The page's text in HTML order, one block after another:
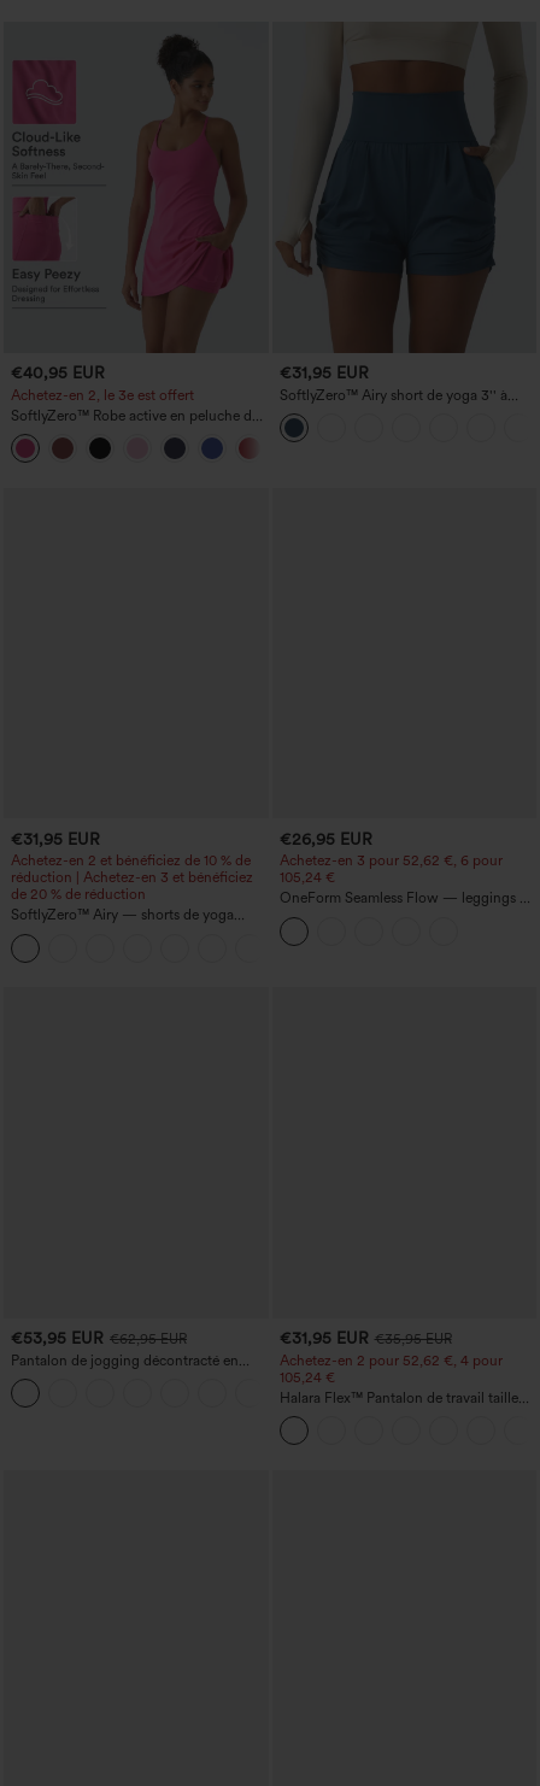
€40,95 EUR
Achetez-en 2, le 3e est offert
SoftlyZero™ Robe active en peluche dos
nu — Édition Hyper Facile
€31,95 EUR
SoftlyZero™ Airy short de yoga 3'' à
taille haute, froncé, InstantCool, avec
poches
€31,95 EUR
Achetez-en 2 et bénéficiez de 10 % de
réduction | Achetez-en 3 et bénéficiez
de 20 % de réduction
SoftlyZero™ Airy — shorts de yoga
super taille haute 2-en-1 InstantCool
avec poches
€26,95 EUR
Achetez-en 3 pour 52,62 €, 6 pour
105,24 €
OneForm Seamless Flow — leggings de
yoga sans coutures, taille mi-haute, effet
gainant pour le ventre et liftant pour les
fesses
€53,95 EUR €62,95 EUR
Pantalon de jogging décontracté en
French terry à imprimé denim, taille mi-
haute, style jean, avec poches
€31,95 EUR €35,95 EUR
Achetez-en 2 pour 52,62 €, 4 pour
105,24 €
Halara Flex™ Pantalon de travail taille
haute sculptant la silhouette, gainant la
taille, avec poches, jambe large en
micro-gaufre